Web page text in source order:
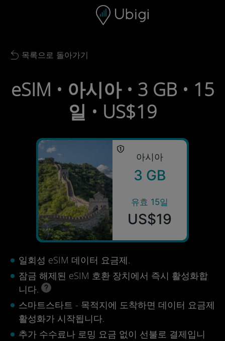
내비게이션 바 하단
Back to list
목록으로 돌아가기
eSIM • 아시아 • 3 GB • 15
일 • US$19
아시아
3 GB
유효 15일
US$19
일회성 eSIM 데이터 요금제.
잠금 해제된 eSIM 호환 장치에서 즉시 활성화합
니다.
스마트스타트 - 목적지에 도착하면 데이터 요금제
활성화가 시작됩니다.
추가 수수료나 로밍 요금 없이 선불로 결제입니